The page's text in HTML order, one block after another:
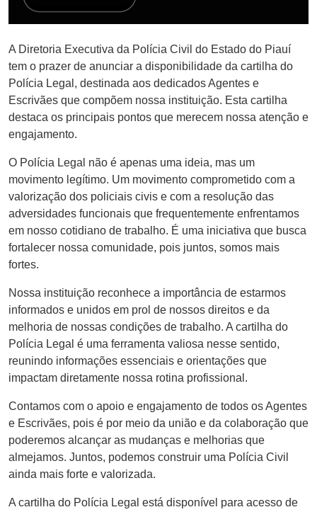
A Diretoria Executiva da Polícia Civil do Estado do Piauí
tem o prazer de anunciar a disponibilidade da cartilha do
Polícia Legal, destinada aos dedicados Agentes e
Escrivães que compõem nossa instituição. Esta cartilha
destaca os principais pontos que merecem nossa atenção e
engajamento.
O Polícia Legal não é apenas uma ideia, mas um
movimento legítimo. Um movimento comprometido com a
valorização dos policiais civis e com a resolução das
adversidades funcionais que frequentemente enfrentamos
em nosso cotidiano de trabalho. É uma iniciativa que busca
fortalecer nossa comunidade, pois juntos, somos mais
fortes.
Nossa instituição reconhece a importância de estarmos
informados e unidos em prol de nossos direitos e da
melhoria de nossas condições de trabalho. A cartilha do
Polícia Legal é uma ferramenta valiosa nesse sentido,
reunindo informações essenciais e orientações que
impactam diretamente nossa rotina profissional.
Contamos com o apoio e engajamento de todos os Agentes
e Escrivães, pois é por meio da união e da colaboração que
poderemos alcançar as mudanças e melhorias que
almejamos. Juntos, podemos construir uma Polícia Civil
ainda mais forte e valorizada.
A cartilha do Polícia Legal está disponível para acesso de